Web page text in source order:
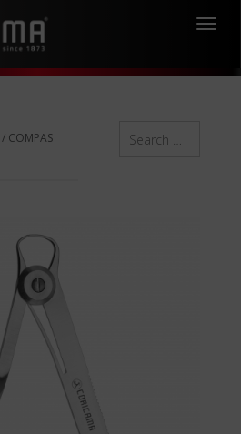
/ COMPAS